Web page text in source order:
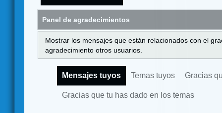
Panel de agradecimientos
Mostrar los mensajes que están relacionados con el
agradecimiento otros usuarios.
Mensajes tuyos Temas tuyos Gracias
Gracias que tu has dado en los temas